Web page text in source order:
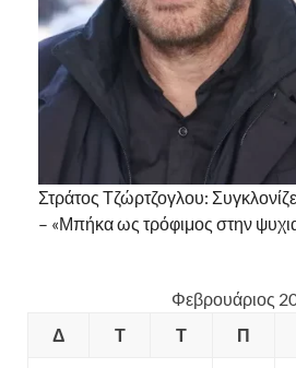
Στράτος Τζώρτζογλου:
– «Μπήκα ως τρόφιμος στην
Φεβρουάριος
Δ
Τ Τ Π